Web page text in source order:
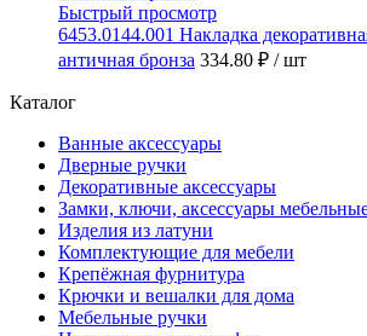
Быстрый просмотр
6453.0144.001 Накладка
античная бронза 334.80 ₽ / шт
Каталог
Ванные аксессуары
Дверные ручки
Декоративные аксессуары
Замки, ключи, аксессуары
Изделия из латуни
Комплектующие для мебели
Крепёжная фурнитура
Крючки и вешалки для дома
Мебельные ручки